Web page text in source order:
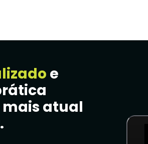
e
mais atual